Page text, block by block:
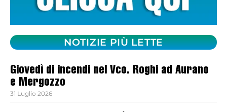
NOTIZIE PIÙ LETTE
Giovedì di incendi nel Vco. Roghi ad Aurano
e Mergozzo
31 Luglio 2026